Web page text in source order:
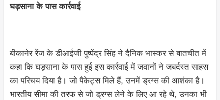
घड़साना के पास कार्रवाई
बीकानेर रेंज के डीआईजी पुष्पेंद्र सिंह ने दैनिक भास्कर से बातचीत में
कहा कि घड़साना के पास हुई इस कार्रवाई में जवानों ने जबर्दस्त साहस
का परिचय दिया है। जो पैकेट्स मिले हैं, उनमें ड्रग्स की आशंका है।
भारतीय सीमा की तरफ से जो ड्रग्स लेने के लिए आ रहे थे, उनका भी